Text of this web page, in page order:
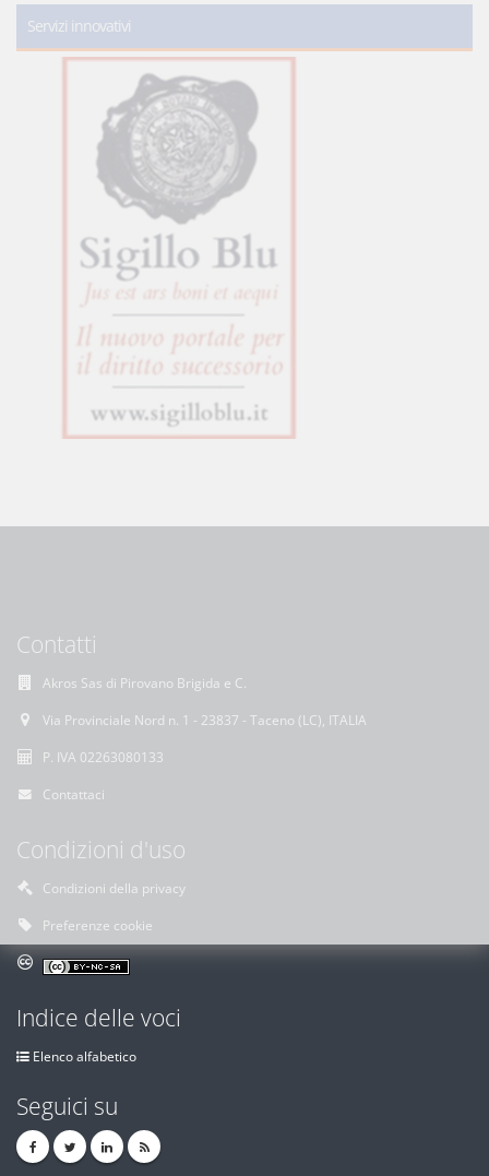
Servizi innovativi
Contatti
Akros Sas di Pirovano Brigida e C.
Via Provinciale Nord n. 1 - 23837 - Taceno (LC), ITALIA
P. IVA 02263080133
Contattaci
Condizioni d'uso
Condizioni della privacy
Preferenze cookie
Indice delle voci
Elenco alfabetico
Seguici su